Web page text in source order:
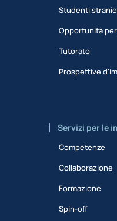
Studenti
Opportunità
Tutorato
Prospettive
Servizi per le
Competenze
Collaborazione
Formazione
Spin-off